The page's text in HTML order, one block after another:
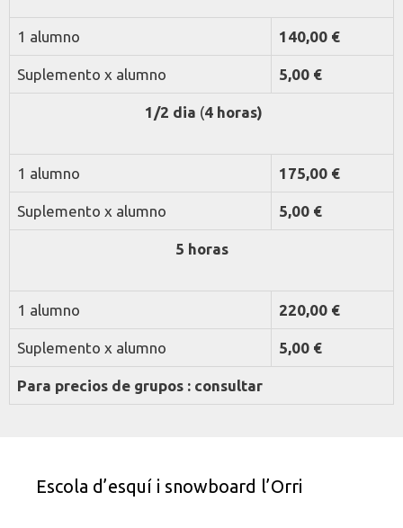
1 alumno 140,00 €
Suplemento x alumno 5,00 €
1/2 dia (4 horas)
1 alumno 175,00 €
Suplemento x alumno 5,00 €
5 horas
1 alumno 220,00 €
Suplemento x alumno 5,00 €
Para precios de grupos : consultar
Escola d’esquí i snowboard l’Orri